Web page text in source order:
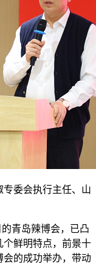
委会执行主任、山
青岛辣博会，已凸
个鲜明特点，前景十
会的成功举办，带动